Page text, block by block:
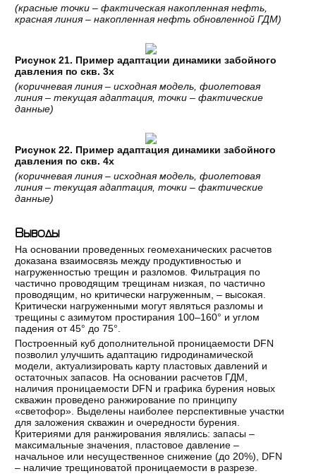
(красные точки – фактическая накопленная нефть,
красная линия – накопленная нефть обновленной ГДМ)
Рисунок 21. Пример адаптации динамики забойного
давления по скв. 3х
(коричневая линия – исходная модель, фиолетовая
линия – текущая адаптация, точки – фактические
данные)
Рисунок 22. Пример адаптация динамики забойного
давления по скв. 4х
(коричневая линия – исходная модель, фиолетовая
линия – текущая адаптация, точки – фактические
данные)
Выводы
На основании проведенных геомеханических расчетов
доказана взаимосвязь между продуктивностью и
нагруженностью трещин и разломов. Фильтрация по
частично проводящим трещинам низкая, по частично
проводящим, но критически нагруженным, – высокая.
Критически нагруженными могут являться разломы и
трещины с азимутом простирания 100–160° и углом
падения от 45° до 75°.
Построенный куб дополнительной проницаемости DFN
позволил улучшить адаптацию гидродинамической
модели, актуализировать карту пластовых давлений и
остаточных запасов. На основании расчетов ГДМ,
наличия проницаемости DFN и графика бурения новых
скважин проведено ранжирование по принципу
«светофор». Выделены наиболее перспективные участки
для заложения скважин и очередности бурения.
Критериями для ранжирования являлись: запасы –
максимальные значения, пластовое давление –
начальное или несущественное снижение (до 20%), DFN
– наличие трещиноватой проницаемости в разрезе.